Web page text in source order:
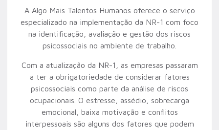
A Algo Mais Talentos Humanos oferece o serviço
especializado na implementação da NR-1 com foco
na identificação, avaliação e gestão dos riscos
psicossociais no ambiente de trabalho.
Com a atualização da NR-1, as empresas passaram
a ter a obrigatoriedade de considerar fatores
psicossociais como parte da análise de riscos
ocupacionais. O estresse, assédio, sobrecarga
emocional, baixa motivação e conflitos
interpessoais são alguns dos fatores que podem